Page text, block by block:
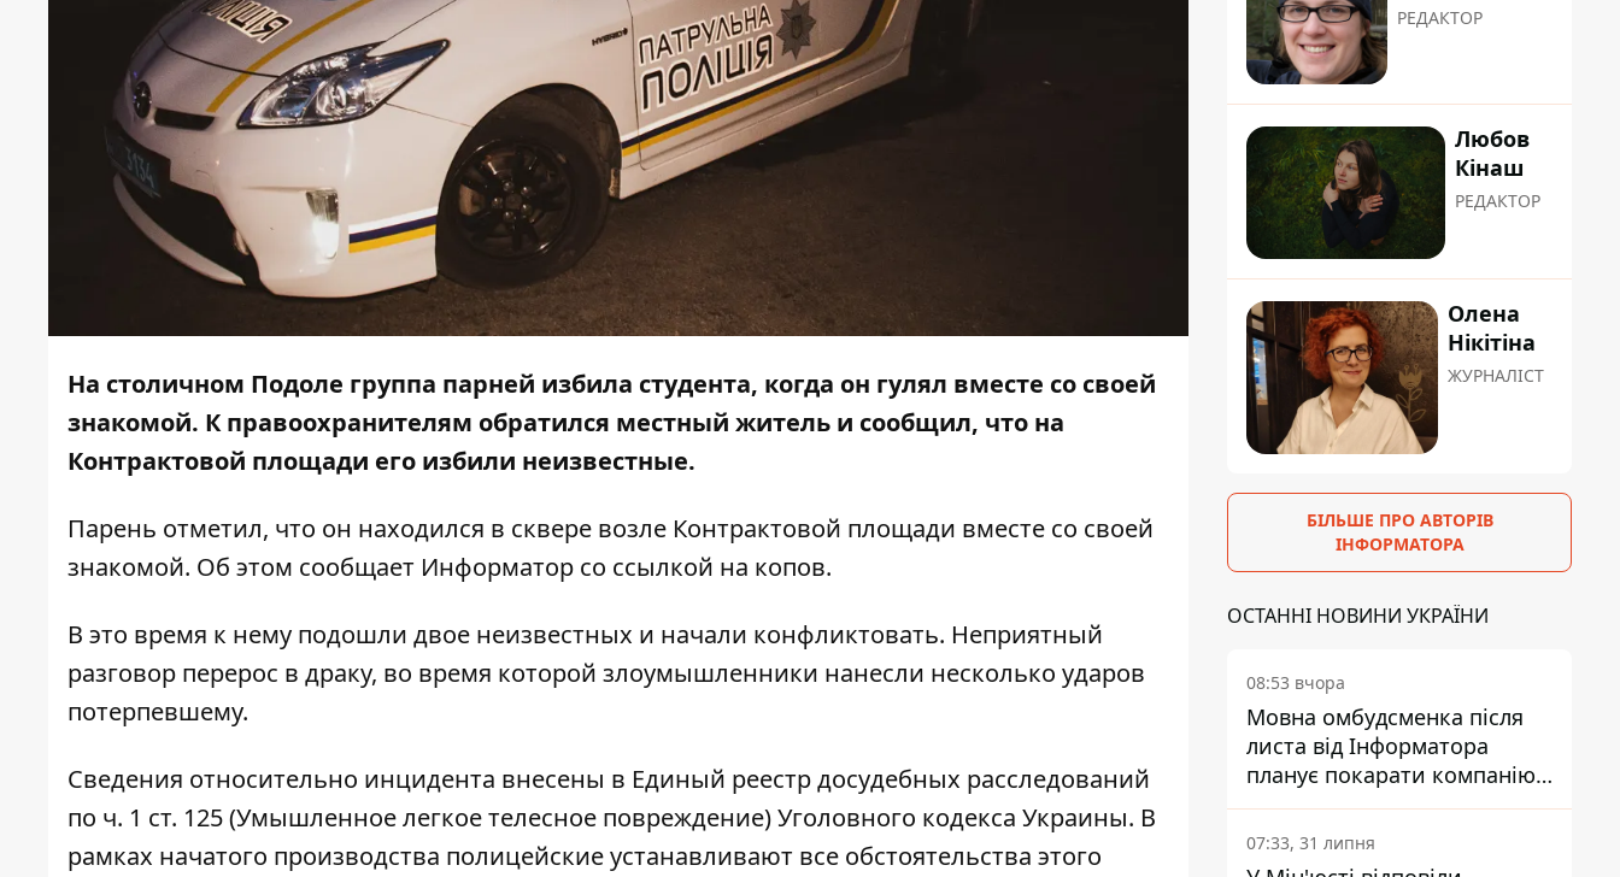
На столичном Подоле группа парней избила студента, когда он гулял вместе со своей
знакомой. К правоохранителям обратился местный житель и сообщил, что на
Контрактовой площади его избили неизвестные.
Парень отметил, что он находился в сквере возле Контрактовой площади вместе со своей
знакомой. Об этом сообщает Информатор со ссылкой на копов.
В это время к нему подошли двое неизвестных и начали конфликтовать. Неприятный
разговор перерос в драку, во время которой злоумышленники нанесли несколько ударов
потерпевшему.
Сведения относительно инцидента внесены в Единый реестр досудебных расследований
по ч. 1 ст. 125 (Умышленное легкое телесное повреждение) Уголовного кодекса Украины. В
рамках начатого производства полицейские устанавливают все обстоятельства этого
РЕДАКТОР
Любов
Кінаш
РЕДАКТОР
Олена
Нікітіна
ЖУРНАЛІСТ
БІЛЬШЕ ПРО АВТОРІВ
ІНФОРМАТОРА
ОСТАННІ НОВИНИ УКРАЇНИ
08:53 вчора
Мовна омбудсменка після
листа від Інформатора
планує покарати компанію-
підрядника ПриватБанку
07:33, 31 липня